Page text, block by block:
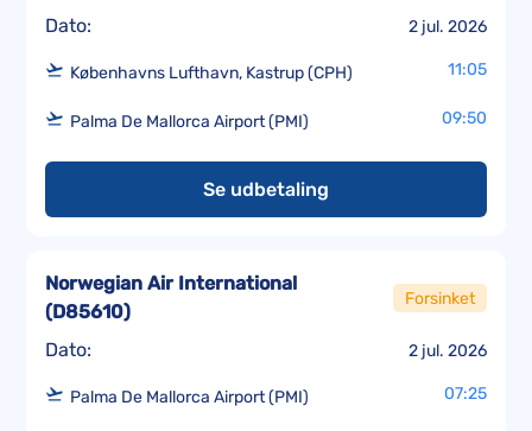
Dato: 2 jul. 2026
Københavns Lufthavn, Kastrup (CPH) 11:05
Palma De Mallorca Airport (PMI) 09:50
Se udbetaling
Dato: 2 jul. 2026
Norwegian Air International
(D85610)
Forsinket
Palma De Mallorca Airport (PMI) 07:25